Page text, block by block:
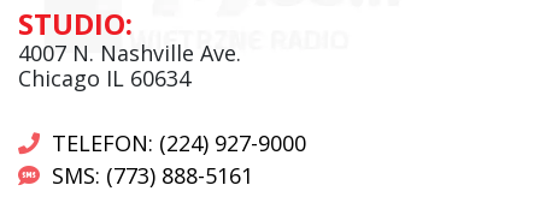
STUDIO:
4007 N. Nashville Ave.
Chicago IL 60634
TELEFON: (224) 927-9000
SMS: (773) 888-5161